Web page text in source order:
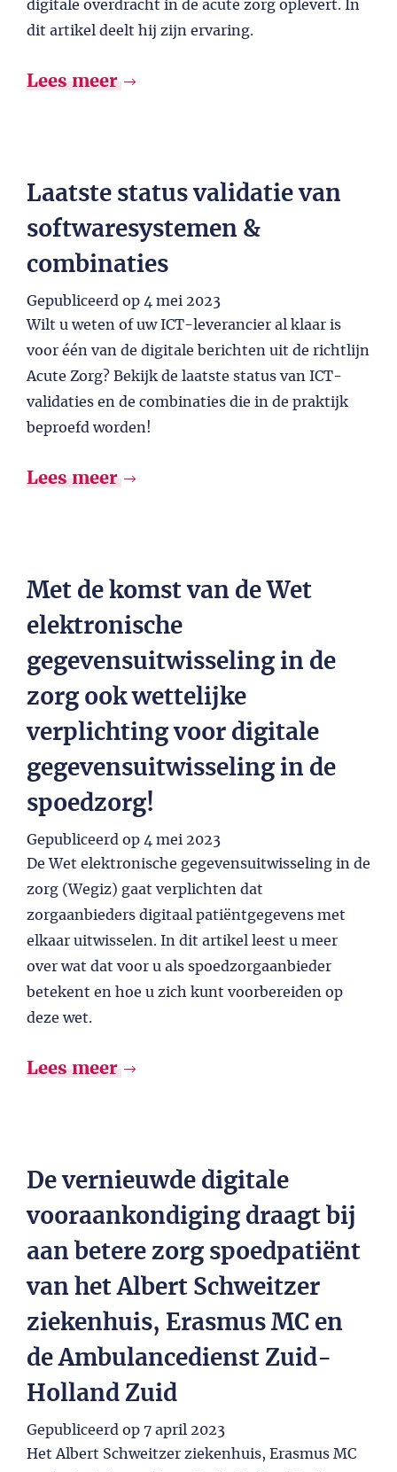
digitale overdracht in de acute zorg oplevert. In
dit artikel deelt hij zijn ervaring.
Lees meer
Laatste status validatie van
softwaresystemen &
combinaties
Gepubliceerd op 4 mei 2023
Wilt u weten of uw ICT-leverancier al klaar is
voor één van de digitale berichten uit de richtlijn
Acute Zorg? Bekijk de laatste status van ICT-
validaties en de combinaties die in de praktijk
beproefd worden!
Lees meer
Met de komst van de Wet
elektronische
gegevensuitwisseling in de
zorg ook wettelijke
verplichting voor digitale
gegevensuitwisseling in de
spoedzorg!
Gepubliceerd op 4 mei 2023
De Wet elektronische gegevensuitwisseling in de
zorg (Wegiz) gaat verplichten dat
zorgaanbieders digitaal patiëntgegevens met
elkaar uitwisselen. In dit artikel leest u meer
over wat dat voor u als spoedzorgaanbieder
betekent en hoe u zich kunt voorbereiden op
deze wet.
Lees meer
De vernieuwde digitale
vooraankondiging draagt bij
aan betere zorg spoedpatiënt
van het Albert Schweitzer
ziekenhuis, Erasmus MC en
de Ambulancedienst Zuid-
Holland Zuid
Gepubliceerd op 7 april 2023
Het Albert Schweitzer ziekenhuis, Erasmus MC